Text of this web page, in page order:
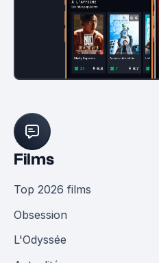
Films
Top 2026 films
Obsession
L'Odyssée